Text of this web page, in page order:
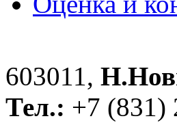
603011,
Тел.: +7 (831)